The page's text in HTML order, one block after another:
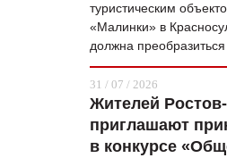
туристическим
«Малинки» в
должна преобразиться
31 / 07 / 2026
Жителей
приглашают
в конкурсе